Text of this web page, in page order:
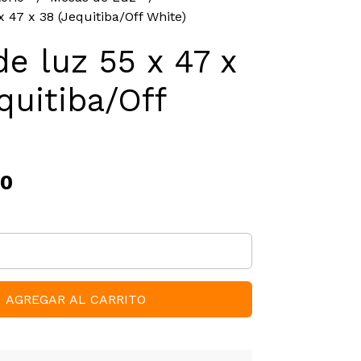
47 x 38 (Jequitiba/Off White)
luz 55 x 47 x
Off
AGREGAR AL CARRITO